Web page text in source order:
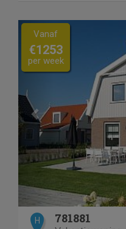
Previous
Vanaf
€1253
per week
H 781881